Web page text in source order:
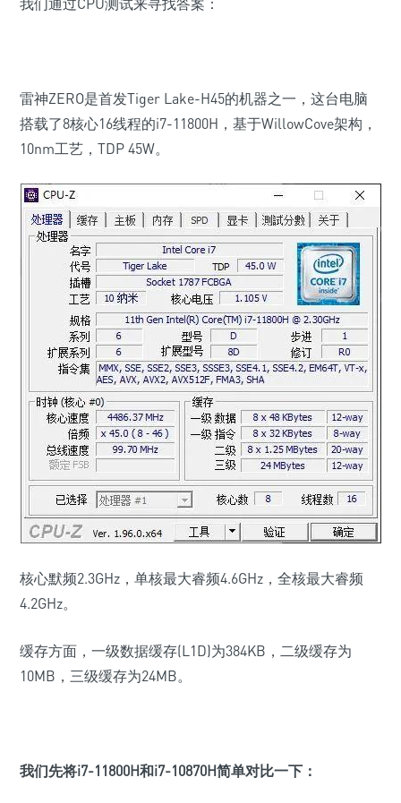
我们通过CPU测试来寻找答案：
雷神ZERO是首发Tiger Lake-H45的机器之一，这台电脑
搭载了8核心16线程的i7-11800H，基于WillowCove架构，
10nm工艺，TDP 45W。
核心默频2.3GHz，单核最大睿频4.6GHz，全核最大睿频
4.2GHz。
缓存方面，一级数据缓存(L1D)为384KB，二级缓存为
10MB，三级缓存为24MB。
我们先将i7-11800H和i7-10870H简单对比一下：